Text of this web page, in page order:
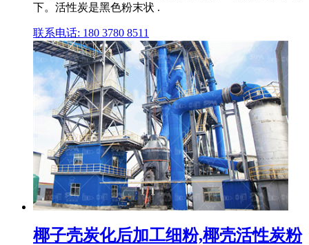
下。活性炭是黑色粉末状 .
联系电话: 180 3780 8511
椰子壳炭化后加工细粉,椰壳活性炭粉